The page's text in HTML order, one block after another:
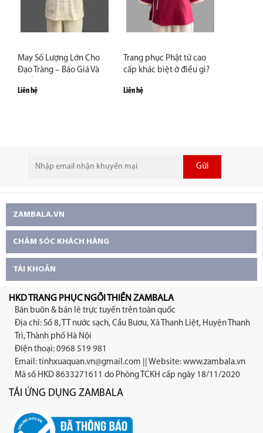
May Số Lượng Lớn Cho
Đạo Tràng – Báo Giá Và
Liên hệ
Trang phục Phật tử cao
cấp khác biệt ở điều gì?
Liên hệ
Gửi
ZAMBALA.VN
CHĂM SÓC KHÁCH HÀNG
TÀI KHOẢN
HKD TRANG PHỤC NGỒI THIỀN ZAMBALA
Bán buôn & bán lẻ trực tuyến trên toàn quốc
Địa chỉ: Số 8, TT nước sạch, Cầu Bươu, Xã Thanh Liệt, Huyện Thanh
Trì, Thành phố Hà Nội
Điện thoại: 0968 519 981
Email: tinhxuaquan.vn@gmail.com || Website: www.zambala.vn
Mã số HKD 8633271611 do Phòng TCKH cấp ngày 18/11/2020
TẢI ỨNG DỤNG ZAMBALA